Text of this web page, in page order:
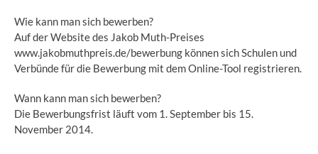
Wie kann man sich bewerben?
Auf der Website des Jakob Muth-Preises
www.jakobmuthpreis.de/bewerbung können sich Schulen und
Verbünde für die Bewerbung mit dem Online-Tool registrieren.
Wann kann man sich bewerben?
Die Bewerbungsfrist läuft vom 1. September bis 15.
November 2014.